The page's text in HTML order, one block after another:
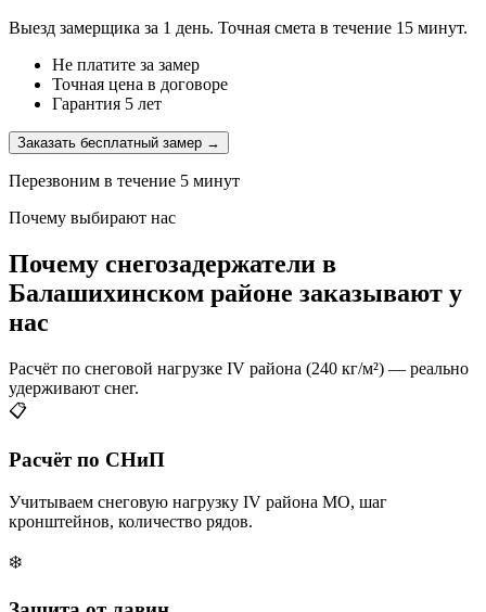
Выезд замерщика за 1 день. Точная смета в течение 15 минут.
Не платите за замер
Точная цена в договоре
Гарантия 5 лет
Заказать бесплатный замер →
Перезвоним в течение 5 минут
Почему выбирают нас
Почему снегозадержатели в
Балашихинском районе заказывают у
нас
Расчёт по снеговой нагрузке IV района (240 кг/м²) — реально
удерживают снег.
📋
Расчёт по СНиП
Учитываем снеговую нагрузку IV района МО, шаг
кронштейнов, количество рядов.
❄️